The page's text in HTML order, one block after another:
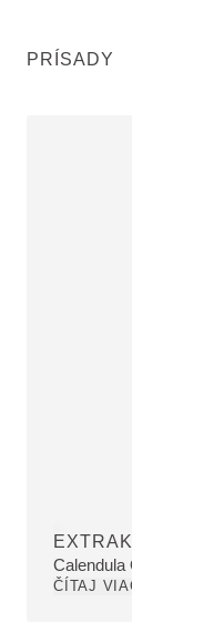
PRÍSADY
EXTRAKT
Calendula Officinalis
ČÍTAJ VIAC